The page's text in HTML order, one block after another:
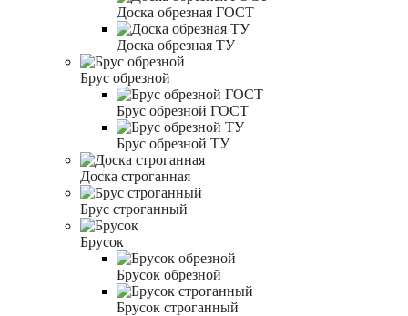
Доска обрезная ГОСТ
Доска обрезная ТУ
Брус обрезной
Брус обрезной ГОСТ
Брус обрезной ТУ
Доска строганная
Брус строганный
Брусок
Брусок обрезной
Брусок строганный